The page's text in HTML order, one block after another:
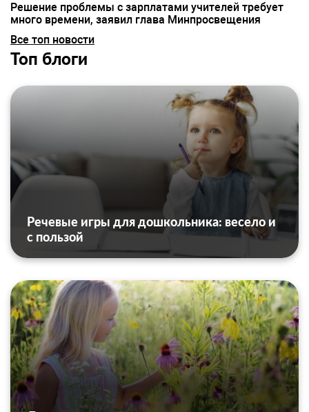
Решение проблемы с зарплатами учителей требует
много времени, заявил глава Минпросвещения
Все топ новости
Топ блоги
Речевые игры для дошкольника: весело и
с пользой